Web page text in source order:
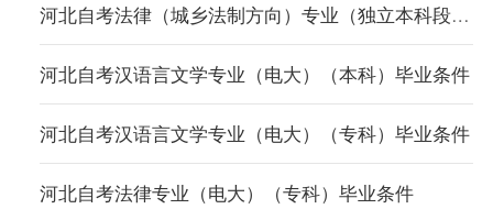
河北自考法律（城乡法制方向）专业（独立本科段）毕业条件
河北自考汉语言文学专业（电大）（本科）毕业条件
河北自考汉语言文学专业（电大）（专科）毕业条件
河北自考法律专业（电大）（专科）毕业条件